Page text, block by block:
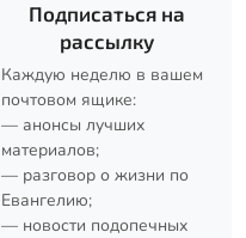
Подписаться на
рассылку
Каждую неделю в вашем
почтовом ящике:
— анонсы лучших
материалов;
— разговор о жизни по
Евангелию;
— новости подопечных